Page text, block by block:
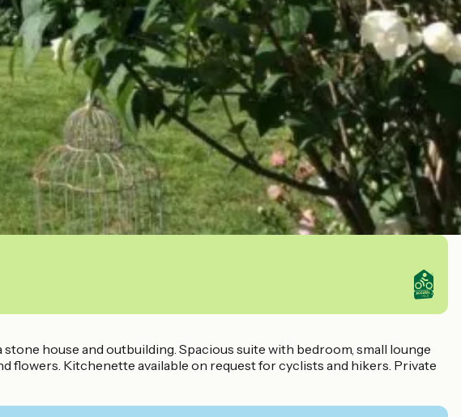
house and outbuilding. Spacious suite with bedroom, small lounge
flowers. Kitchenette available on request for cyclists and hikers. Private